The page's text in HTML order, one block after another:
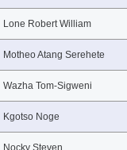
Lone Robert William
Motheo Atang Serehete
Wazha Tom-Sigweni
Kgotso Noge
Nocky Steven